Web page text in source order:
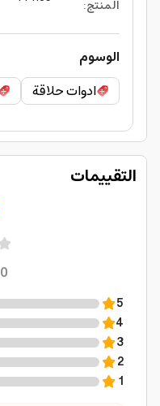
المنتج:
الوسوم
ادوات حلاقة
التقييمات
0
5
4
3
2
1